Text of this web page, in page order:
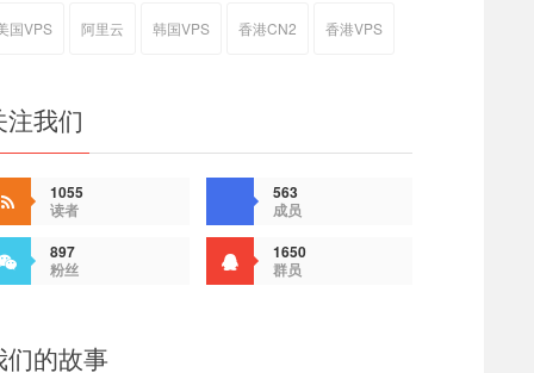
国VPS 阿里云 韩国VPS 香港CN2 香港VPS
注我们
1055
读者
563
成员
897
粉丝
1650
群员
们的故事